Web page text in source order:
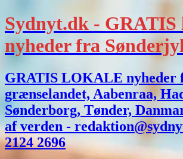
Sydnyt.dk - GRATIS
nyheder fra
GRATIS LOKALE nyheder
grænselandet, Aabenraa,
Sønderborg, Tønder,
af verden -
2124 2696